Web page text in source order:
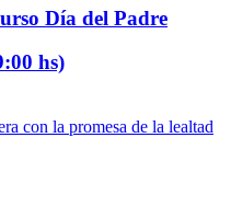
Día del Padre
hs)